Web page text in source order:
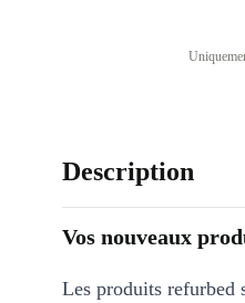
Description
Vos nouveaux
Les produits refurbed